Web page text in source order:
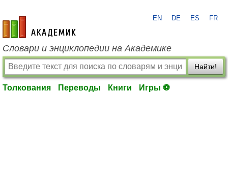
academic.ru
EN DE ES FR
Словари и энциклопедии на Академике
Найти!
Толкования Переводы Книги Игры ⚽